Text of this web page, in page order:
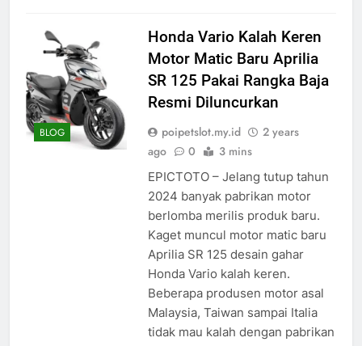
BLOG
Honda Vario Kalah Keren
Motor Matic Baru Aprilia
SR 125 Pakai Rangka Baja
Resmi Diluncurkan
poipetslot.my.id
2 years
ago
0 3 mins
EPICTOTO – Jelang tutup tahun
2024 banyak pabrikan motor
berlomba merilis produk baru.
Kaget muncul motor matic baru
Aprilia SR 125 desain gahar
Honda Vario kalah keren.
Beberapa produsen motor asal
Malaysia, Taiwan sampai Italia
tidak mau kalah dengan pabrikan